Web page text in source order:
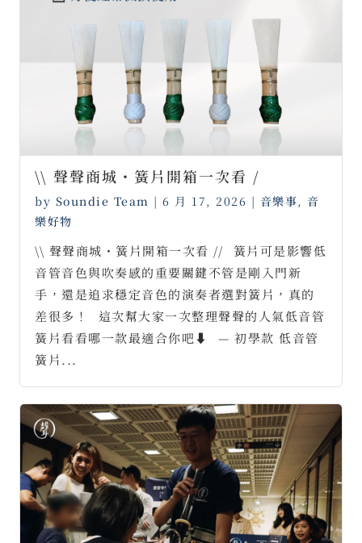
\\ 聲聲商城・簧片開箱一次看 /
by Soundie Team | 6 月 17, 2026 | 音樂事, 音
樂好物
\\ 聲聲商城・簧片開箱一次看 //⠀簧片可是影響低
音管音色與吹奏感的重要關鍵不管是剛入門新
手，還是追求穩定音色的演奏者選對簧片，真的
差很多！⠀這次幫大家一次整理聲聲的人氣低音管
簧片看看哪一款最適合你吧⬇⠀— 初學款 低音管
簧片...